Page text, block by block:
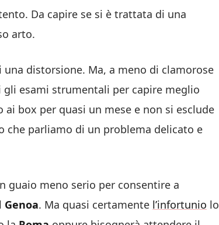
Da capire se si è trattata di una
arto.
una distorsione. Ma, a meno di clamorose
esami strumentali per capire meglio
ai box per quasi un mese e non si esclude
che parliamo di un problema delicato e
guaio meno serio per consentire a
Genoa. Ma quasi certamente l’infortunio lo